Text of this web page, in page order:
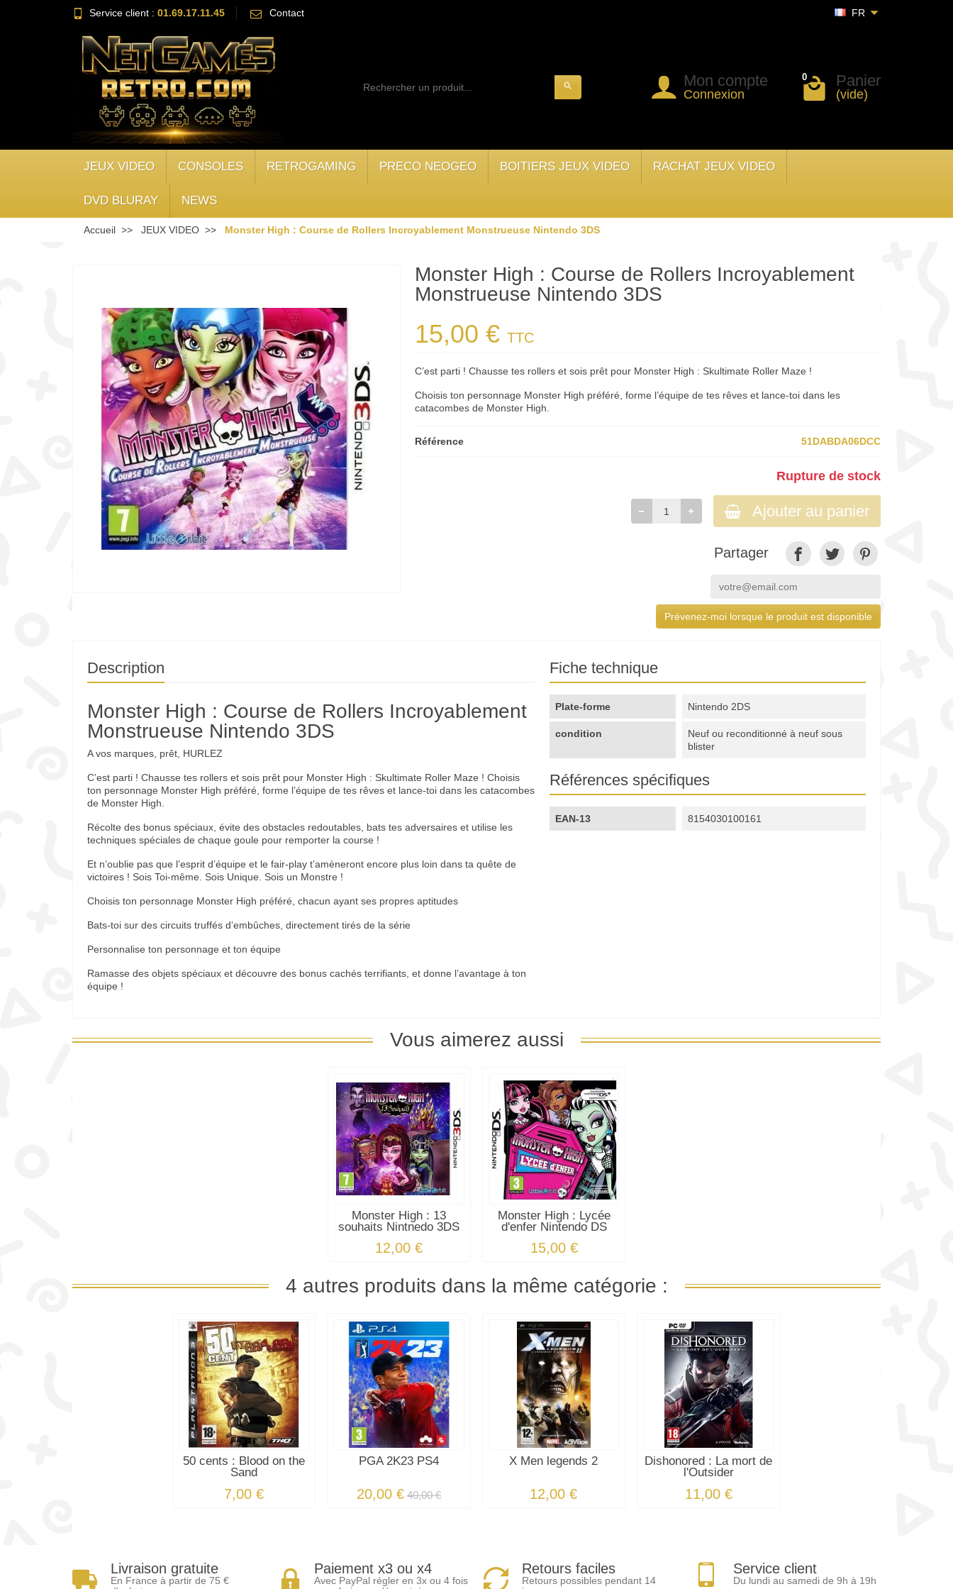
Service client : 01.69.17.11.45 Contact FR
search Mon compte
Connexion
0 Panier
(vide)
JEUX VIDEO CONSOLES RETROGAMING PRECO NEOGEO BOITIERS JEUX VIDEO RACHAT JEUX VIDEO
DVD BLURAY NEWS
Accueil JEUX VIDEO Monster High : Course de Rollers Incroyablement Monstrueuse Nintendo 3DS
Monster High : Course de Rollers Incroyablement
Monstrueuse Nintendo 3DS
15,00 €TTC
C’est parti ! Chausse tes rollers et sois prêt pour Monster High : Skultimate Roller Maze !
Choisis ton personnage Monster High préféré, forme l’équipe de tes rêves et lance-toi dans les
catacombes de Monster High.
Référence 51DABDA06DCC
Rupture de stock
Ajouter au panier
Partager
Prévenez-moi lorsque le produit est disponible
Description
Monster High : Course de Rollers Incroyablement
Monstrueuse Nintendo 3DS
A vos marques, prêt, HURLEZ
C’est parti ! Chausse tes rollers et sois prêt pour Monster High : Skultimate Roller Maze ! Choisis
ton personnage Monster High préféré, forme l’équipe de tes rêves et lance-toi dans les catacombes
de Monster High.
Récolte des bonus spéciaux, évite des obstacles redoutables, bats tes adversaires et utilise les
techniques spéciales de chaque goule pour remporter la course !
Et n’oublie pas que l’esprit d’équipe et le fair-play t’amèneront encore plus loin dans ta quête de
victoires ! Sois Toi-même. Sois Unique. Sois un Monstre !
Choisis ton personnage Monster High préféré, chacun ayant ses propres aptitudes
Bats-toi sur des circuits truffés d’embûches, directement tirés de la série
Personnalise ton personnage et ton équipe
Ramasse des objets spéciaux et découvre des bonus cachés terrifiants, et donne l’avantage à ton
équipe !
Fiche technique
Plate-forme Nintendo 2DS
condition
Neuf ou reconditionné à neuf sous
blister
Références spécifiques
EAN-13 8154030100161
Vous aimerez aussi
Monster High : 13
souhaits Nintnedo 3DS
12,00 €
Monster High : Lycée
d'enfer Nintendo DS
15,00 €
4 autres produits dans la même catégorie :
50 cents : Blood on the
Sand
7,00 €
PGA 2K23 PS4
20,00 € 40,00 €
X Men legends 2
12,00 €
Dishonored : La mort de
l'Outsider
11,00 €
Livraison gratuite
En France à partir de 75 €
Paiement x3 ou x4
Avec PayPal régler en 3x ou 4 fois
Retours faciles
Retours possibles pendant 14
Service client
Du lundi au samedi de 9h à 19h